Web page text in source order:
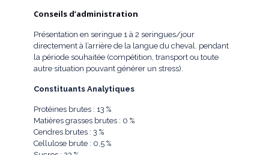
Conseils d’administration
Présentation en seringue 1 à 2 seringues/jour
directement à l’arrière de la langue du cheval. pendant
la période souhaitée (compétition, transport ou toute
autre situation pouvant générer un stress).
Constituants Analytiques
Protéines brutes : 13 %
Matières grasses brutes : 0 %
Cendres brutes : 3 %
Cellulose brute : 0,5 %